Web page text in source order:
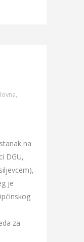
,
na
DGU,
je
za